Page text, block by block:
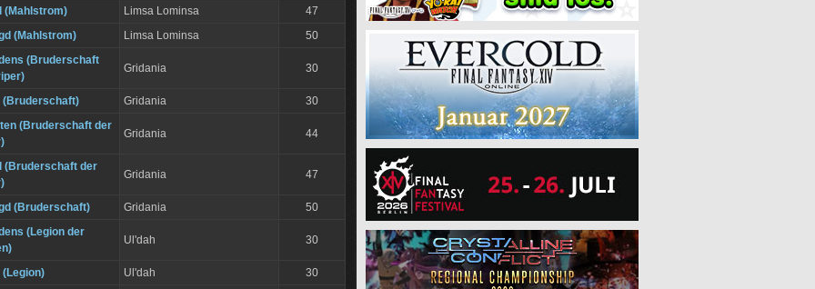
(Mahlstrom)
Limsa Lominsa
47
(Mahlstrom)
Limsa Lominsa
50
(Bruderschaft
Gridania 30
(Bruderschaft) Gridania
30
(Bruderschaft der
Gridania 44
(Bruderschaft der
Gridania 47
(Bruderschaft) Gridania
50
(Legion der
Ul'dah 30
(Legion) Ul'dah
30